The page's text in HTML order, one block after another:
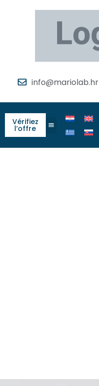
info@mariolab.hr
Vérifiez
l’offre